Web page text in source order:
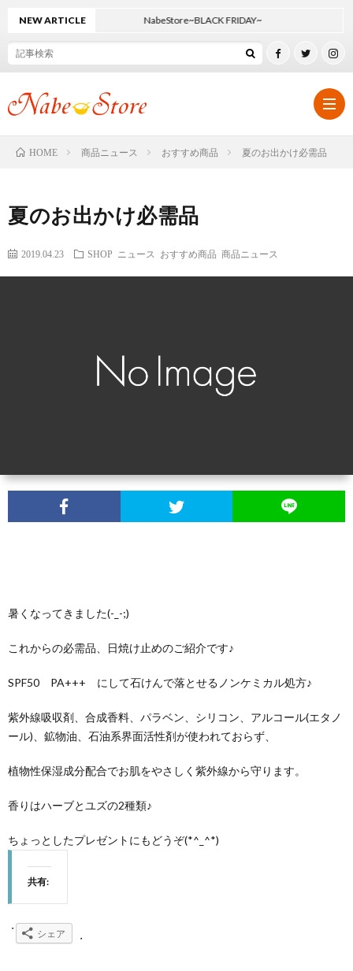
ム
リ
合
NEW ARTICLE NabeStore~BLACK FRIDAY~
HOME 商品ニュース おすすめ商品 夏のお出かけ必需品
夏のお出かけ必需品
2019.04.23 SHOP ニュース おすすめ商品 商品ニュース
暑くなってきました(-_-;)
これからの必需品、日焼け止めのご紹介です♪
SPF50 PA+++ にして石けんで落とせるノンケミカル処方♪
紫外線吸収剤、合成香料、パラベン、シリコン、アルコール(エタノ
ール)、鉱物油、石油系界面活性剤が使われておらず、
植物性保湿成分配合でお肌をやさしく紫外線から守ります。
香りはハーブとユズの2種類♪
ちょっとしたプレゼントにもどうぞ(*^_^*)
共有:
シェア